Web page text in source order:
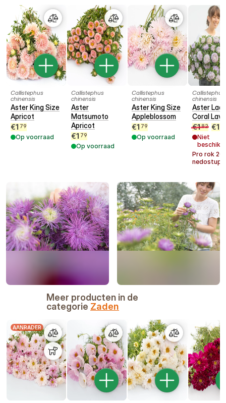
Callistephus
chinensis
Aster King Size
Apricot
€1 79
Op voorraad
Callistephus
chinensis
Aster
Matsumoto
Apricot
€1 79
Op voorraad
Callistephus
chinensis
Aster King Size
Appleblossom
€1 79
Op voorraad
Callistephus
chinensis
Aster Lady
Coral
€182 €1
Niet
Pro rok
Meer producten in de
categorie Zaden
AANRADER